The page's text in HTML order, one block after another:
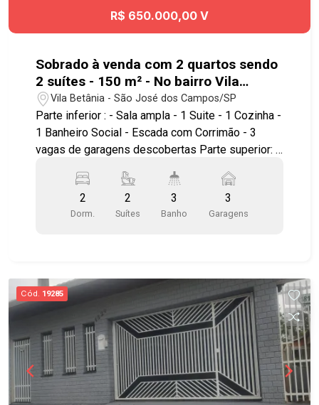
R$ 650.000,00 V
Sobrado à venda com 2 quartos sendo
2 suítes - 150 m² - No bairro Vila
Betânia - SJC
Vila Betânia - São José dos Campos/SP
Parte inferior : - Sala ampla - 1 Suite - 1 Cozinha -
1 Banheiro Social - Escada com Corrimão - 3
vagas de garagens descobertas Parte superior: -
Todos ambientes com piso frio Terraço : - Amplo
e uma área coberta com piso frio Excelente
localização , próximo ao Hospital Antoninho da
Heitor Villa Lobos , Avenida Francisco Jose
Longo , Av. Benedito Deputado Matarazzo, Anel
Viário e à Rodovia Presidente Dutra, Acesso fácil
á diversas regiões da cidade. Agende já sua
visita!! #vilabetânia #casavenda #imobiliaria
#geracaoimoveis
2
Dorm.
2
Suítes
3
Banho
3
Garagens
Cód. 19285